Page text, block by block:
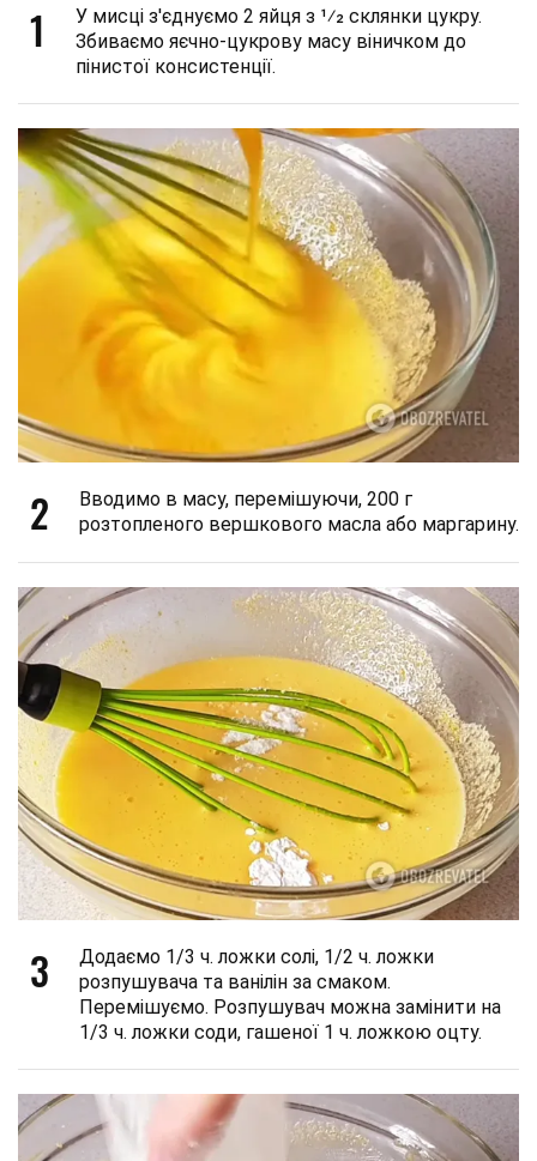
1
У мисці з'єднуємо 2 яйця з 1⁄2 склянки цукру.
Збиваємо яєчно-цукрову масу віничком до
пінистої консистенції.
2
Вводимо в масу, перемішуючи, 200 г
розтопленого вершкового масла або маргарину.
3
Додаємо 1/3 ч. ложки солі, 1/2 ч. ложки
розпушувача та ванілін за смаком.
Перемішуємо. Розпушувач можна замінити на
1/3 ч. ложки соди, гашеної 1 ч. ложкою оцту.